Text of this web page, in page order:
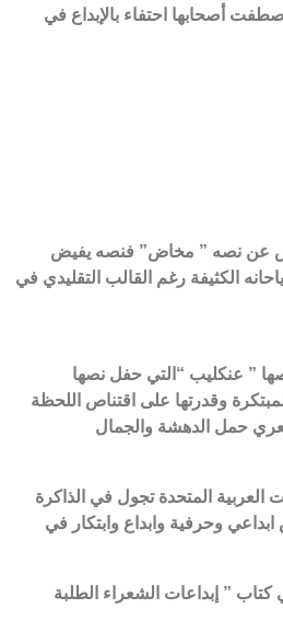
أصحابها احتفاء بالإبداع في
عن نصه ” مخاض” فنصه يفيض
الكثيفة رغم القالب التقليدي في
” عنكليب “التي حفل نصها
وقدرتها على اقتناص اللحظة
شعري حمل الدهشة والجمال
المتحدة تجول في الذاكرة
وحرفية وابداع وابتكار في
” إبداعات الشعراء الطلبة